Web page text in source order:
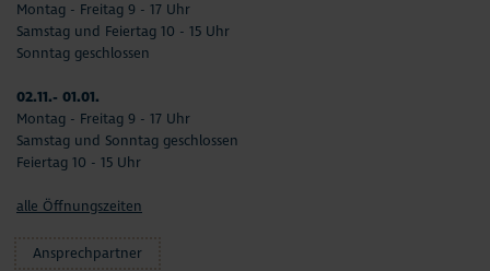
Montag - Freitag 9 - 17 Uhr
Samstag und Feiertag 10 - 15 Uhr
Sonntag geschlossen
02.11.- 01.01.
Montag - Freitag 9 - 17 Uhr
Samstag und Sonntag geschlossen
Feiertag 10 - 15 Uhr
alle Öffnungszeiten
Ansprechpartner